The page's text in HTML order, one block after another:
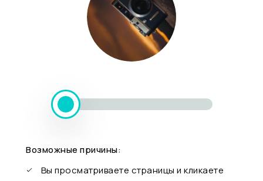
Возможные причины:
Вы просматриваете страницы и кликаете